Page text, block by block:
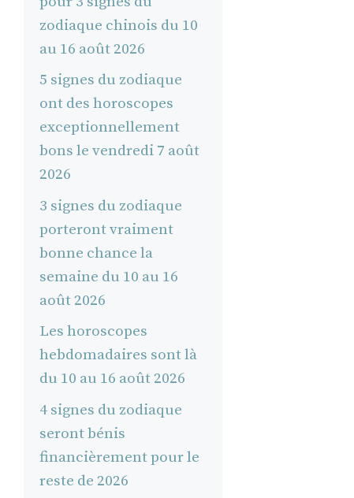
zodiaque chinois du 10
au 16 août 2026
5 signes du zodiaque
ont des horoscopes
exceptionnellement
bons le vendredi 7 août
2026
3 signes du zodiaque
porteront vraiment
bonne chance la
semaine du 10 au 16
août 2026
Les horoscopes
hebdomadaires sont là
du 10 au 16 août 2026
4 signes du zodiaque
seront bénis
financièrement pour le
reste de 2026